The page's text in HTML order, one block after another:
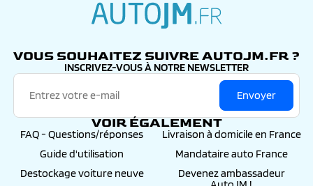
VOUS SOUHAITEZ SUIVRE AUTOJM.FR ?
INSCRIVEZ-VOUS À NOTRE NEWSLETTER
Envoyer
VOIR ÉGALEMENT
FAQ - Questions/réponses
Livraison à domicile en France
Guide d'utilisation
Mandataire auto France
Destockage voiture neuve
Devenez ambassadeur